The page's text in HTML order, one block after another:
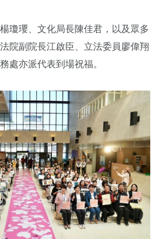
瓊瓔、文化局長陳佳君， 以及眾多
院副院長江啟臣、 立法委員廖偉翔
處亦派代表到場祝福。